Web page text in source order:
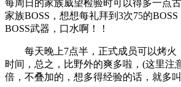
每周日的家族威望检验时可以得多一点
家族BOSS，想想每礼拜到3次75的BOSS
BOSS武器，口水啊！！
每天晚上7点半，正式成员可以烤火
时间，总之，比野外的爽多啦，(这里注
倍，不叠加的，想多得经验的话，就多